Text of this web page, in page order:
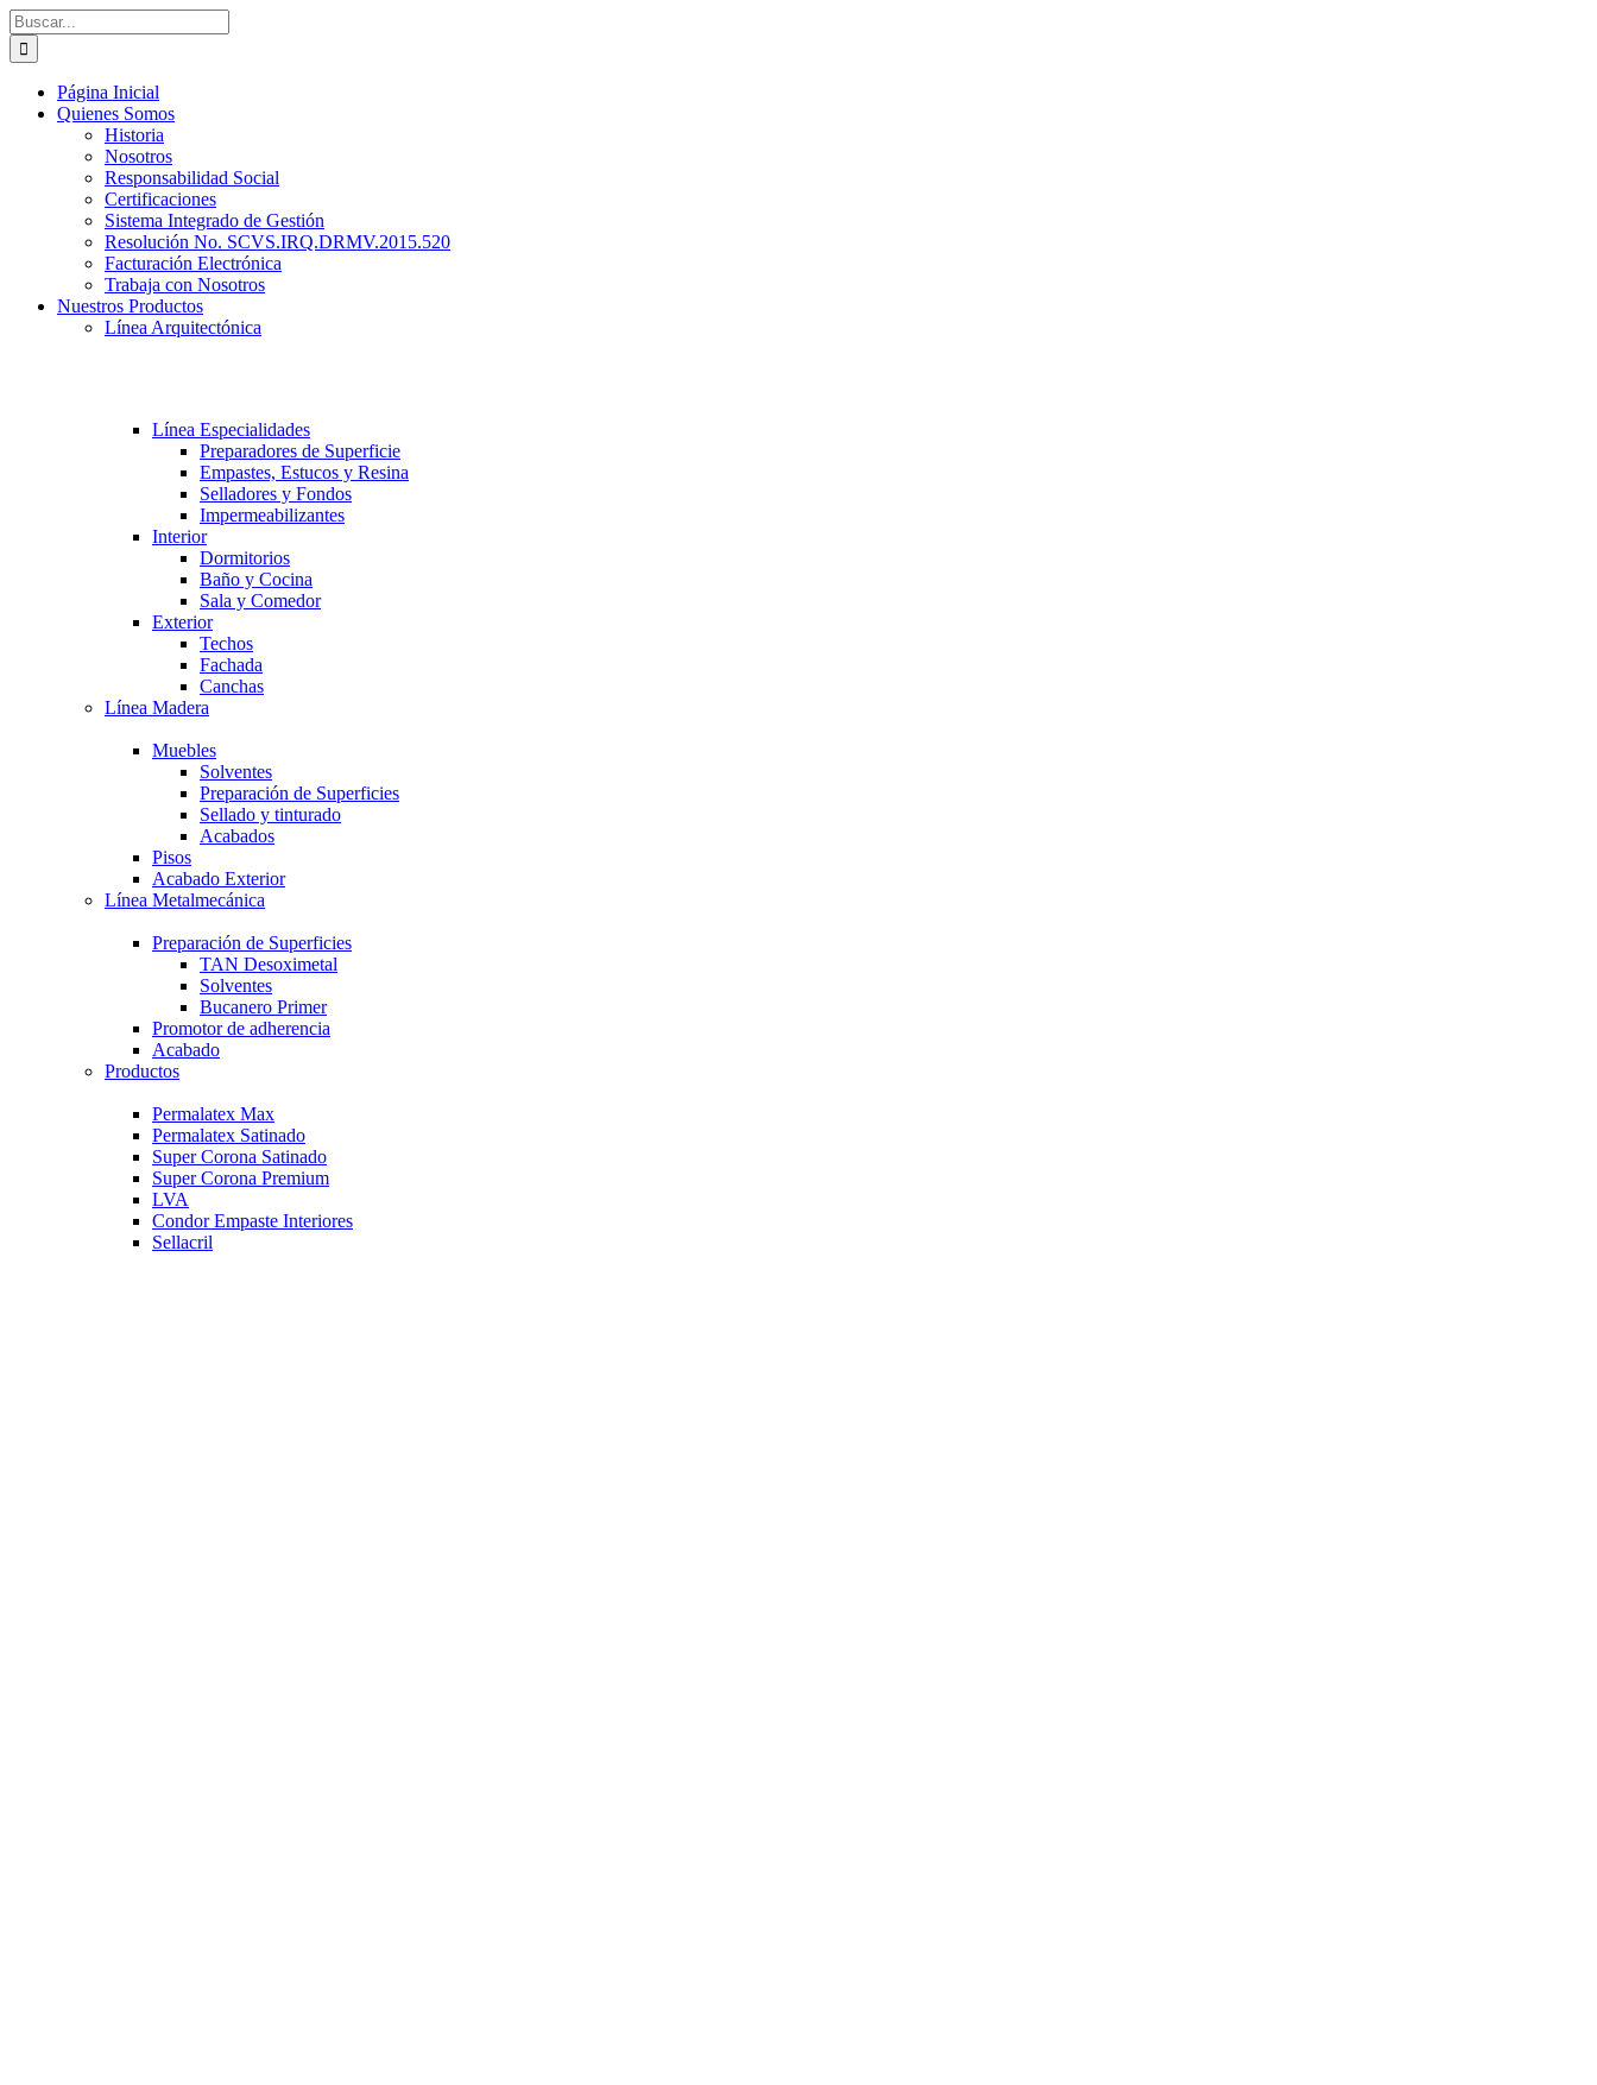
Saltar
al
contenido
Buscar:
Página Inicial
Quienes Somos
Historia
Nosotros
Responsabilidad Social
Certificaciones
Sistema Integrado de Gestión
Resolución No. SCVS.IRQ.DRMV.2015.520
Facturación Electrónica
Trabaja con Nosotros
Nuestros Productos
Línea Arquitectónica
Línea Especialidades
Preparadores de Superficie
Empastes, Estucos y Resina
Selladores y Fondos
Impermeabilizantes
Interior
Dormitorios
Baño y Cocina
Sala y Comedor
Exterior
Techos
Fachada
Canchas
Línea Madera
Muebles
Solventes
Preparación de Superficies
Sellado y tinturado
Acabados
Pisos
Acabado Exterior
Línea Metalmecánica
Preparación de Superficies
TAN Desoximetal
Solventes
Bucanero Primer
Promotor de adherencia
Acabado
Productos
Permalatex Max
Permalatex Satinado
Super Corona Satinado
Super Corona Premium
LVA
Condor Empaste Interiores
Sellacril